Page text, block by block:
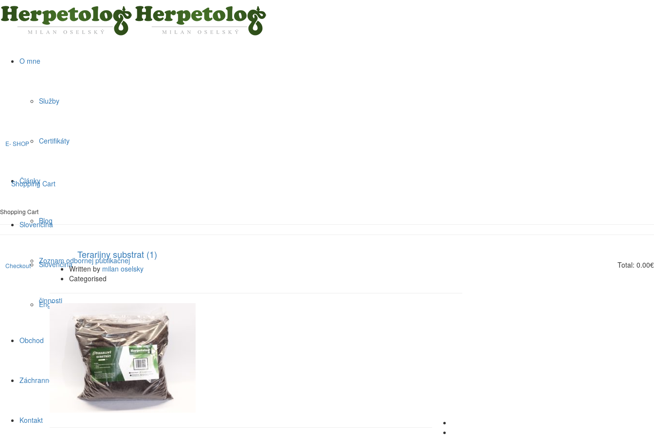
O mne
Služby
Certifikáty
Články
Blog
Zoznam odbornej publikačnej
činnosti
Obchod
Záchranné rampy
Kontakt
E- SHOP
Shopping Cart
Shopping Cart
Checkout Total: 0.00€
Slovenčina
Slovenčina
English
Terarijny substrat (1)
Written by milan oselsky
Categorised